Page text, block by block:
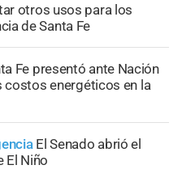
otros usos para los
de Santa Fe
Fe presentó ante Nación
costos energéticos en la
El Senado abrió el
El Niño